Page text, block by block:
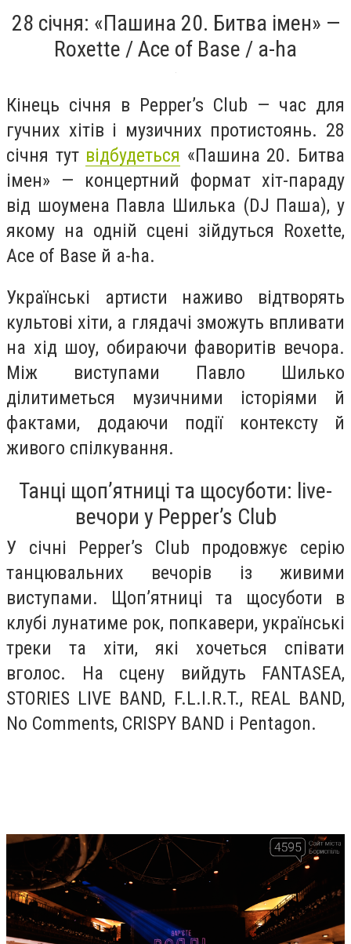
28 січня: «Пашина 20. Битва імен» —
Roxette / Ace of Base / a-ha
Кінець січня в Pepper’s Club — час для
гучних хітів і музичних протистоянь. 28
січня тут відбудеться «Пашина 20. Битва
імен» — концертний формат хіт-параду
від шоумена Павла Шилька (DJ Паша), у
якому на одній сцені зійдуться Roxette,
Ace of Base й a-ha.
Українські артисти наживо відтворять
культові хіти, а глядачі зможуть впливати
на хід шоу, обираючи фаворитів вечора.
Між виступами Павло Шилько
ділитиметься музичними історіями й
фактами, додаючи події контексту й
живого спілкування.
Танці щоп’ятниці та щосуботи: live-
вечори у Pepper’s Club
У січні Pepper’s Club продовжує серію
танцювальних вечорів із живими
виступами. Щоп’ятниці та щосуботи в
клубі лунатиме рок, попкавери, українські
треки та хіти, які хочеться співати
вголос. На сцену вийдуть FANTASEA,
STORIES LIVE BAND, F.L.I.R.T., REAL BAND,
No Comments, CRISPY BAND і Pentagon.